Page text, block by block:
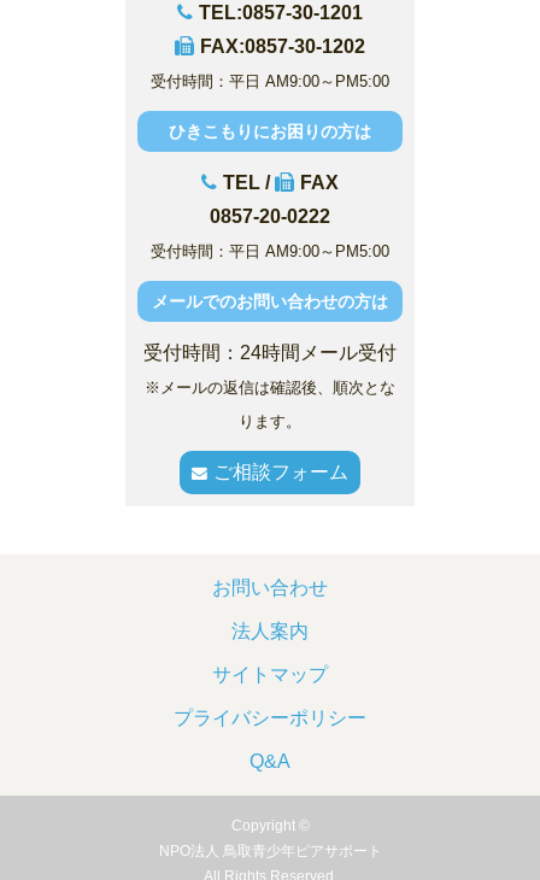
TEL:0857-30-1201
FAX:0857-30-1202
受付時間：平日 AM9:00～PM5:00
ひきこもりにお困りの方は
TEL /
FAX
0857-20-0222
受付時間：平日 AM9:00～PM5:00
メールでのお問い合わせの方は
受付時間：24時間メール受付
※メールの返信は確認後、順次とな
ります。
ご相談フォーム
お問い合わせ
法人案内
サイトマップ
プライバシーポリシー
Q&A
Copyright ©
NPO法人 鳥取青少年ピアサポート
All Rights Reserved.